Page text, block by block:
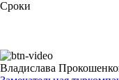
Сроки
Владислава